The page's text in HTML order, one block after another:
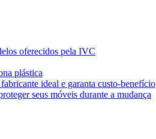
oferecidos pela IVC
plástica
ideal e garanta custo-benefício
seus móveis durante a mudança